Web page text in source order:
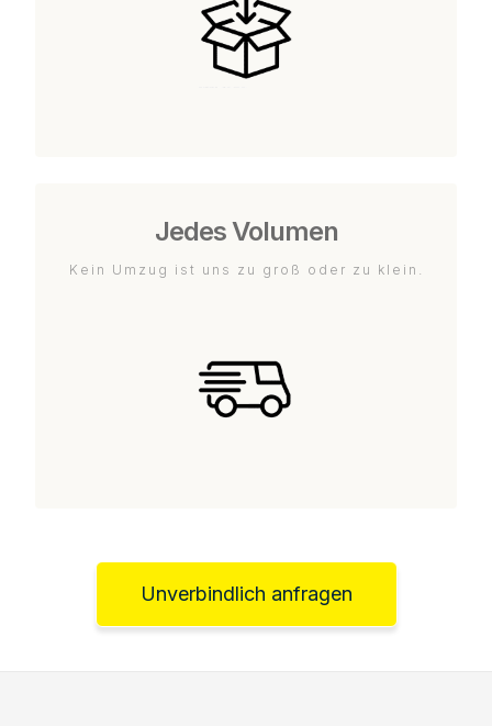
Jedes Volumen
Kein Umzug ist uns zu groß oder zu klein.
Unverbindlich anfragen